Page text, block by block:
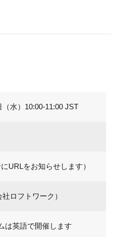
（水）10:00-11:00 JST
URLをお知らせします）
ロフトワーク）
は英語で開催します